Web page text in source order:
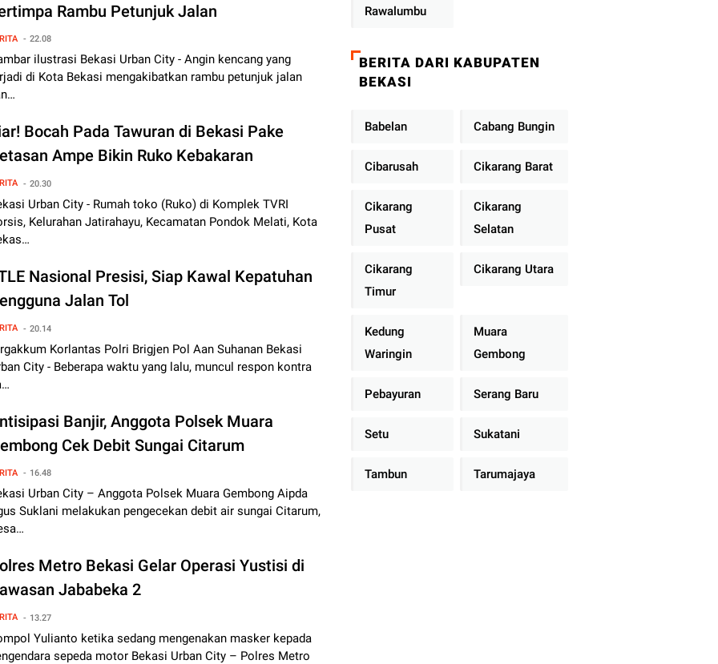
Rambu Petunjuk Jalan
22.08
ilustrasi Bekasi Urban City - Angin kencang yang
di Kota Bekasi mengakibatkan rambu petunjuk jalan
Bocah Pada Tawuran di Bekasi Pake
Ampe Bikin Ruko Kebakaran
20.30
Urban City - Rumah toko (Ruko) di Komplek TVRI
Kelurahan Jatirahayu, Kecamatan Pondok Melati, Kota
Nasional Presisi, Siap Kawal Kepatuhan
Jalan Tol
20.14
Korlantas Polri Brigjen Pol Aan Suhanan Bekasi
City - Beberapa waktu yang lalu, muncul respon kontra
Banjir, Anggota Polsek Muara
Cek Debit Sungai Citarum
16.48
Urban City – Anggota Polsek Muara Gembong Aipda
Suklani melakukan pengecekan debit air sungai Citarum,
Metro Bekasi Gelar Operasi Yustisi di
Jababeka 2
13.27
Yulianto ketika sedang mengenakan masker kepada
sepeda motor Bekasi Urban City – Polres Metro
Rawalumbu
BERITA DARI KABUPATEN
BEKASI
Babelan Cabang Bungin
Cibarusah Cikarang Barat
Cikarang
Pusat
Cikarang
Selatan
Cikarang
Timur
Cikarang Utara
Kedung
Waringin
Muara
Gembong
Pebayuran Serang Baru
Setu Sukatani
Tambun Tarumajaya